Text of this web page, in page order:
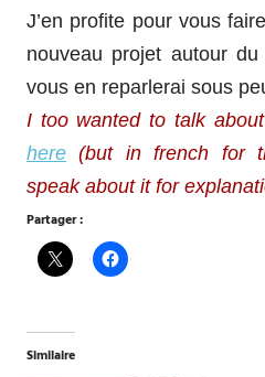
J’en profite pour vous
nouveau projet autour
vous en reparlerai sous
I too wanted to talk
here (but in french for
speak about it for
Partager :
Similaire